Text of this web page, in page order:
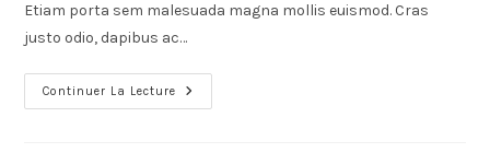
Etiam porta sem malesuada magna mollis euismod. Cras
justo odio, dapibus ac…
Continuer La Lecture